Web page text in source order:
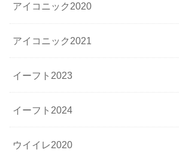
アイコニック2020
アイコニック2021
イーフト2023
イーフト2024
ウイイレ2020